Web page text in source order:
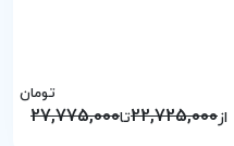
از22,725,000تا27,775,000
تومان